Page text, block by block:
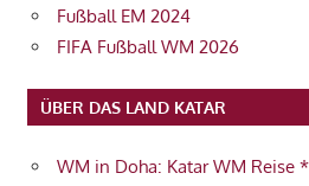
Fußball EM 2024
FIFA Fußball WM 2026
ÜBER DAS LAND KATAR
WM in Doha: Katar WM Reise